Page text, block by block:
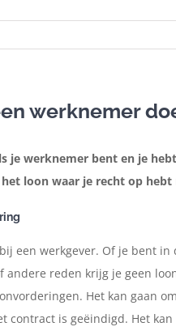
werknemer
je werknemer bent en je
het loon waar je recht op
een werkgever. Of je bent
andere reden krijg je geen
Het kan gaan
contract is geëindigd. Het